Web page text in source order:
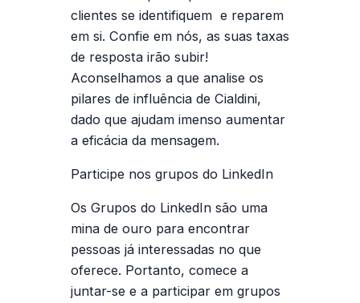
clientes se identifiquem e reparem
em si. Confie em nós, as suas taxas
de resposta irão subir!
Aconselhamos a que analise os
pilares de influência de Cialdini,
dado que ajudam imenso aumentar
a eficácia da mensagem.
Participe nos grupos do LinkedIn
Os Grupos do LinkedIn são uma
mina de ouro para encontrar
pessoas já interessadas no que
oferece. Portanto, comece a
juntar-se e a participar em grupos